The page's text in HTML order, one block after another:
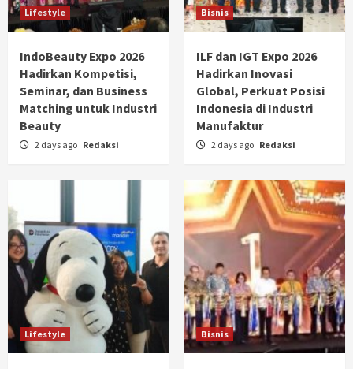
Lifestyle
IndoBeauty Expo 2026
Hadirkan Kompetisi,
Seminar, dan Business
Matching untuk Industri
Beauty
2 days ago Redaksi
Bisnis
ILF dan IGT Expo 2026
Hadirkan Inovasi
Global, Perkuat Posisi
Indonesia di Industri
Manufaktur
2 days ago Redaksi
Lifestyle Bisnis